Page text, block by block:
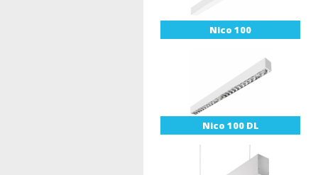
Nico 100
Nico 100 DL